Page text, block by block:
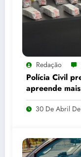
Redação
Polícia Civil
apreende
destinados a
30 De Abril